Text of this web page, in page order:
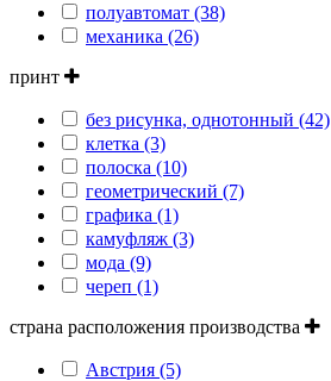
полуавтомат (38)
механика (26)
принт
без рисунка, однотонный (42)
клетка (3)
полоска (10)
геометрический (7)
графика (1)
камуфляж (3)
мода (9)
череп (1)
страна расположения производства
Австрия (5)